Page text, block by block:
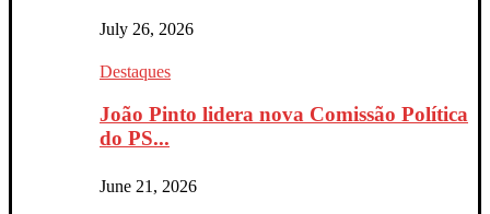
July 26, 2026
Destaques
João Pinto lidera nova Comissão Política
do PS...
June 21, 2026